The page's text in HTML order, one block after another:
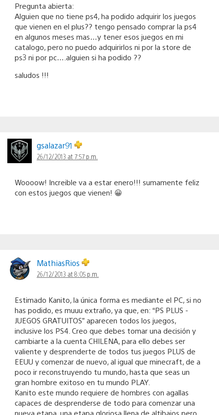
Pregunta abierta:
Alguien que no tiene ps4, ha podido adquirir los juegos
que vienen en el plus?? tengo pensado comprar la ps4
en algunos meses mas…y tener esos juegos en mi
catalogo, pero no puedo adquirirlos ni por la store de
ps3 ni por pc….alguien si ha podido ??
saludos !!!
gsalazar91
26/12/2013 at 7:57 p.m.
Woooow! Increible va a estar enero!!! sumamente feliz
con estos juegos que vienen! 😀
MathiasRios
26/12/2013 at 8:05 p.m.
Estimado Kanito, la única forma es mediante el PC, si no
has podido, es muuu extraño, ya que, en: “PS PLUS -
JUEGOS GRATUITOS” aparecen todos los juegos,
inclusive los PS4. Creo que debes tomar una decisión y
cambiarte a la cuenta CHILENA, para ello debes ser
valiente y desprenderte de todos tus juegos PLUS de
EEUU y comenzar de nuevo, al igual que minecraft, de a
poco ir reconstruyendo tu mundo, hasta que seas un
gran hombre exitoso en tu mundo PLAY.
Kanito este mundo requiere de hombres con agallas
capaces de desprenderse de todo para comenzar una
nueva etapa, una etapa gloriosa llena de altibajos pero